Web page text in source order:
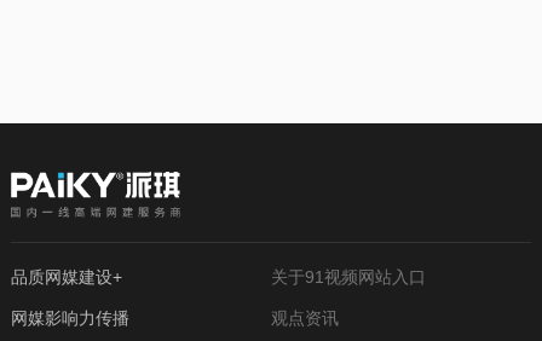
品质网媒建设+
网媒影响力传播
关于91视频网站入口
观点资讯